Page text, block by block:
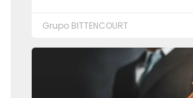
Grupo BITTENCOURT